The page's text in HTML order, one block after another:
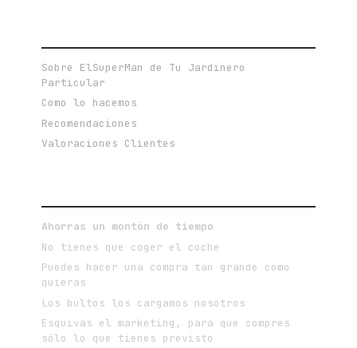
Sobre ElSuperMan de Tu Jardinero
Particular
Como lo hacemos
Recomendaciones
Valoraciones Clientes
Ahorras un montón de tiempo
No tienes que coger el coche
Puedes hacer una compra tan grande como
quieras
Los bultos los cargamos nosotros
Esquivas el marketing, para que compres
sólo lo que tienes previsto